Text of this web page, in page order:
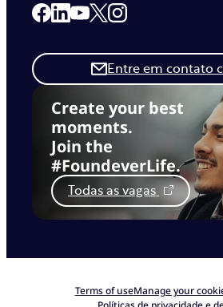
Create your best
moments.
Join the
#FoundeverLife.
Todas as vagas
Entre em contato
Link to our Facebook page
Link to our Linkedin page
Link to our Youtube page
Link to our X page
Link to our
Terms of useManage your